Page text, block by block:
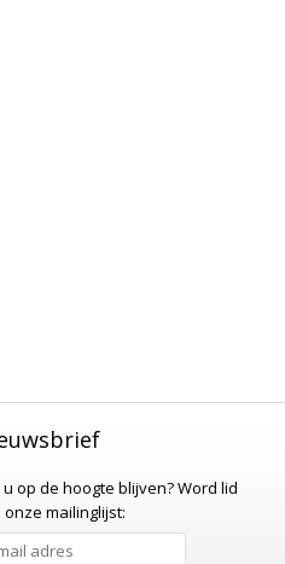
u op de hoogte blijven?Word lid
onze mailinglijst: